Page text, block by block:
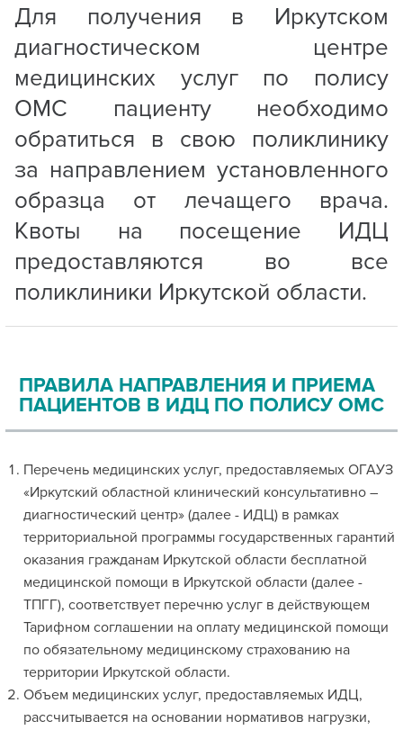
ПРАВОВАЯ ИНФОРМАЦИЯ
Для получения в Иркутском
диагностическом центре
медицинских услуг по полису
ОМС пациенту необходимо
обратиться в свою поликлинику
за направлением установленного
образца от лечащего врача.
Квоты на посещение ИДЦ
предоставляются во все
поликлиники Иркутской области.
ПРАВИЛА НАПРАВЛЕНИЯ И ПРИЕМА
ПАЦИЕНТОВ В ИДЦ ПО ПОЛИСУ ОМС
Перечень медицинских услуг, предоставляемых ОГАУЗ
«Иркутский областной клинический консультативно –
диагностический центр» (далее - ИДЦ) в рамках
территориальной программы государственных гарантий
оказания гражданам Иркутской области бесплатной
медицинской помощи в Иркутской области (далее -
ТПГГ), соответствует перечню услуг в действующем
Тарифном соглашении на оплату медицинской помощи
по обязательному медицинскому страхованию на
территории Иркутской области.
Объем медицинских услуг, предоставляемых ИДЦ,
рассчитывается на основании нормативов нагрузки,